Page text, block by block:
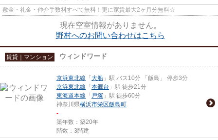
敷金・礼金・仲介手数料すべて無料！更に家賃最大2ヶ月分無料☆
現在空室情報がありません。
野村へのお問い合わせはこちら
賃貸｜マンション ウィンドワード
京浜東北線 「 大船 」駅 バス10分 「飯島」 停歩3分
京浜東北線 「 本郷台 」駅 徒歩21分
東海道本線 「 戸塚 」駅 徒歩60分
神奈川県横浜市栄区飯島町
-
築年数：築20年
階数：3階建